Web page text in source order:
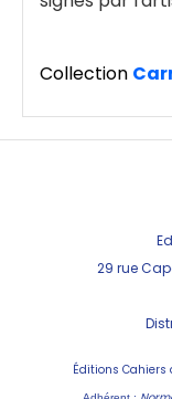
Collection
29 rue
Éditions Cahiers